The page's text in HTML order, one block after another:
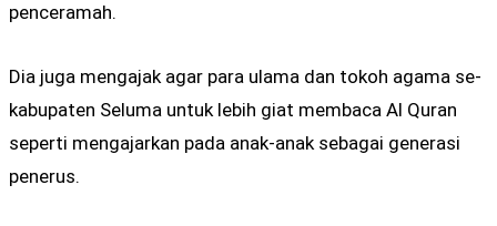
penceramah.
Dia juga mengajak agar para ulama dan tokoh agama se-
kabupaten Seluma untuk lebih giat membaca Al Quran
seperti mengajarkan pada anak-anak sebagai generasi
penerus.